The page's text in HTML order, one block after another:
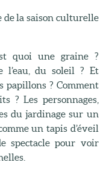
de la saison culturelle
quoi une graine ?
du soleil ? Et
papillons ? Comment
? Les personnages,
du jardinage sur un
un tapis d’éveil
spectacle pour voir